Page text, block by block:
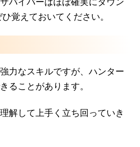
ひ覚えておいてください。
力なスキルですが、ハンター
ることがあります。
解して上手く立ち回っていき